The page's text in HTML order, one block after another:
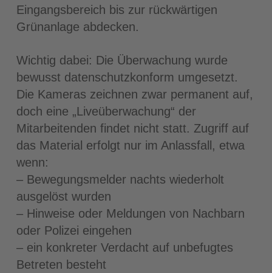
Eingangsbereich bis zur rückwärtigen
Grünanlage abdecken.
Wichtig dabei: Die Überwachung wurde
bewusst datenschutzkonform umgesetzt.
Die Kameras zeichnen zwar permanent auf,
doch eine „Liveüberwachung“ der
Mitarbeitenden findet nicht statt. Zugriff auf
das Material erfolgt nur im Anlassfall, etwa
wenn:
– Bewegungsmelder nachts wiederholt
ausgelöst wurden
– Hinweise oder Meldungen von Nachbarn
oder Polizei eingehen
– ein konkreter Verdacht auf unbefugtes
Betreten besteht